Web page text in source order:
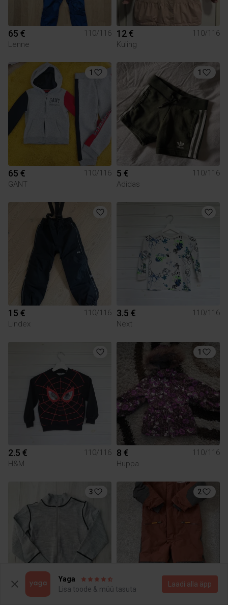
65 €
110/116
Lenne
12 €
110/116
Kuling
1
65 €
110/116
GANT
1
5 €
110/116
Adidas
15 €
110/116
Lindex
3.5 €
110/116
Next
2.5 €
110/116
H&M
1
8 €
110/116
Huppa
3
110/116
2
40 €
110/116
Yaga
Lisa toode & müü tasuta
Laadi alla äpp